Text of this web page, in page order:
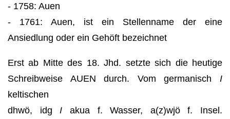
- 1758: Auen
- 1761: Auen, ist ein Stellenname der eine
Ansiedlung oder ein Gehöft bezeichnet
Erst ab Mitte des 18. Jhd. setzte sich die heutige
Schreibweise AUEN durch. Vom germanisch I
keltischen
dhwö, idg I akua f. Wasser, a(z)wjö f. Insel.